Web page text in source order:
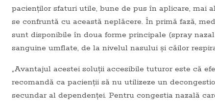
pacienţilor sfaturi utile, bune de pus în aplicare, mai
se confruntă cu această neplăcere. În primă fază,
sunt disponibile în doua forme principale (spray
sanguine umflate, de la nivelul nasului şi căilor
„Avantajul acestei soluţii accesibile tuturor este că
recomandă ca pacienţii să nu utilizeze un
secundar al dependenţei. Pentru congestia nazală